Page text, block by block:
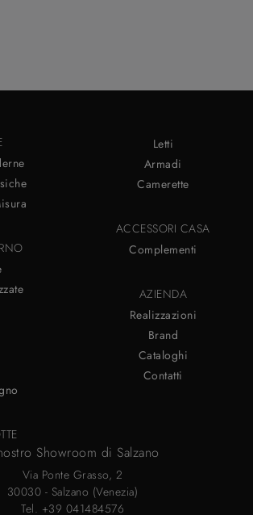
Letti
Armadi
Camerette
ACCESSORI CASA
Complementi
AZIENDA
Realizzazioni
Brand
Cataloghi
Contatti
Showroom di Salzano
Via Ponte Grasso, 2
30030 - Salzano (Venezia)
Tel. +39 041484576